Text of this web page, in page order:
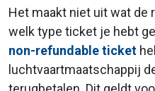
Het maakt niet uit wat de
welk type ticket je hebt
non-refundable ticket
luchtvaartmaatschappij